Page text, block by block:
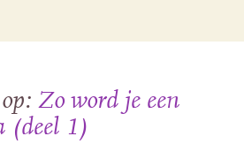
Zo word je een
(deel 1)